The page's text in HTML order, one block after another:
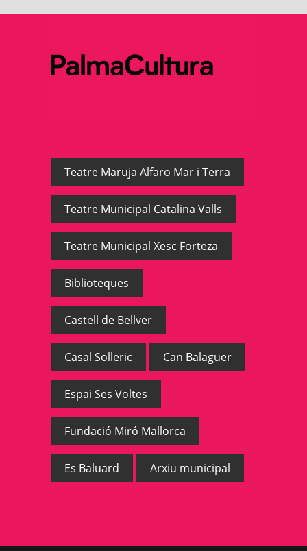
Teatre Maruja Alfaro Mar i Terra
Teatre Municipal Catalina Valls
Teatre Municipal Xesc Forteza
Biblioteques
Castell de Bellver
Casal Solleric Can Balaguer
Espai Ses Voltes
Fundació Miró Mallorca
Es Baluard Arxiu municipal